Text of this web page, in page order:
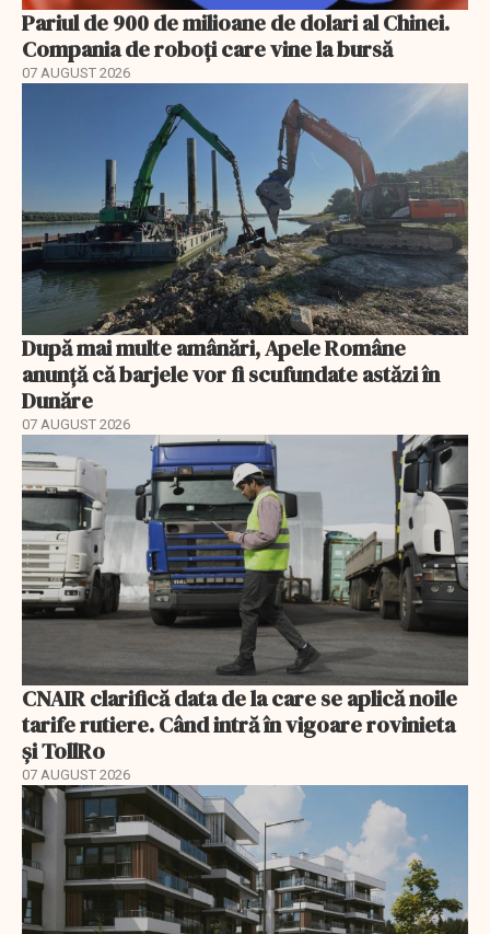
Pariul de 900 de milioane de dolari al Chinei.
Compania de roboți care vine la bursă
07 AUGUST 2026
După mai multe amânări, Apele Române
anunță că barjele vor fi scufundate astăzi în
Dunăre
07 AUGUST 2026
CNAIR clarifică data de la care se aplică noile
tarife rutiere. Când intră în vigoare rovinieta
și TollRo
07 AUGUST 2026